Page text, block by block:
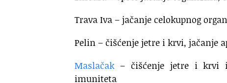
Trava Iva – jačanje celokupnog
Pelin – čišćenje jetre i krvi, jačanje
Maslačak– čišćenje jetre i krvi i
imuniteta